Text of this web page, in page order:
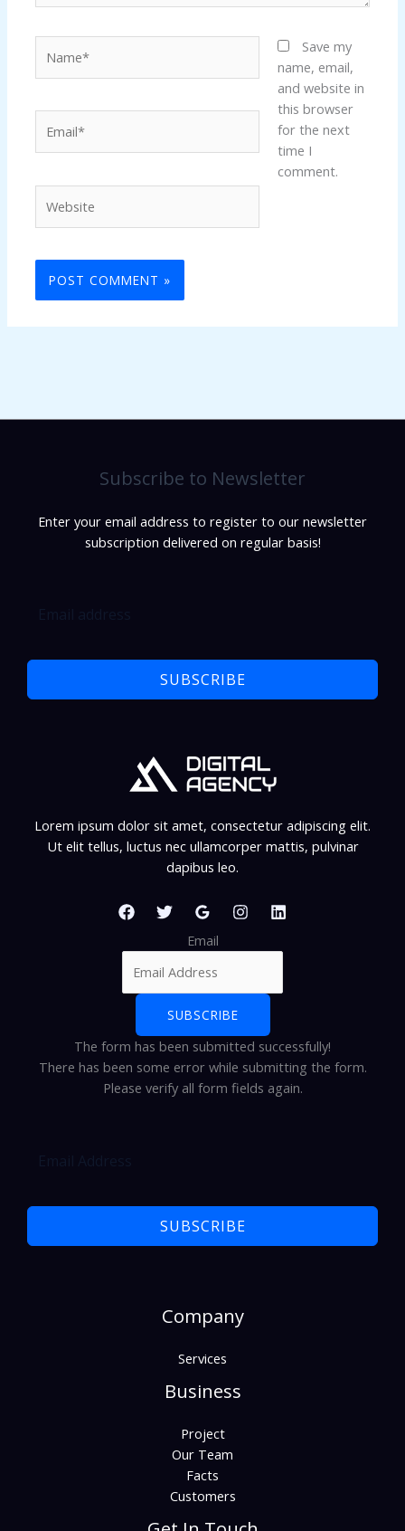
Save my
name, email,
and website in
this browser
for the next
time I
comment.
Subscribe to Newsletter
Enter your email address to register to our newsletter
subscription delivered on regular basis!
SUBSCRIBE
Lorem ipsum dolor sit amet, consectetur adipiscing elit.
Ut elit tellus, luctus nec ullamcorper mattis, pulvinar
dapibus leo.
Email
SUBSCRIBE
The form has been submitted successfully!
There has been some error while submitting the form.
Please verify all form fields again.
SUBSCRIBE
Company
Services
Business
Project
Our Team
Facts
Customers